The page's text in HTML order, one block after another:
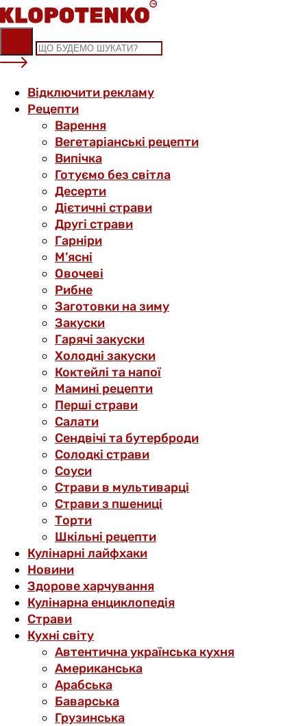
Skip
to
content
Відключити рекламу
Рецепти
Варення
Вегетаріанські рецепти
Випічка
Готуємо без світла
Десерти
Дієтичні страви
Другі страви
Гарніри
М’ясні
Овочеві
Рибне
Заготовки на зиму
Закуски
Гарячі закуски
Холодні закуски
Коктейлі та напої
Мамині рецепти
Перші страви
Салати
Сендвічі та бутерброди
Солодкі страви
Соуси
Страви в мультиварці
Страви з пшениці
Торти
Шкільні рецепти
Кулінарні лайфхаки
Новини
Здорове харчування
Кулінарна енциклопедія
Страви
Кухні світу
Автентична українська кухня
Американська
Арабська
Баварська
Грузинська